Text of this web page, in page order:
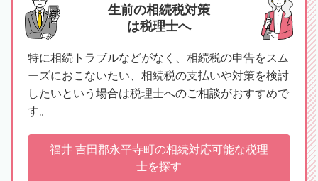
生前の相続税対策
は税理士へ
特に相続トラブルなどがなく、相続税の申告をスム
ーズにおこないたい、相続税の支払いや対策を検討
したいという場合は税理士へのご相談がおすすめで
す。
福井 吉田郡永平寺町の相続対応可能な税理
士を探す